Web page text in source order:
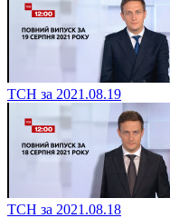
ТСН за 2021.08.19
ТСН за 2021.08.18